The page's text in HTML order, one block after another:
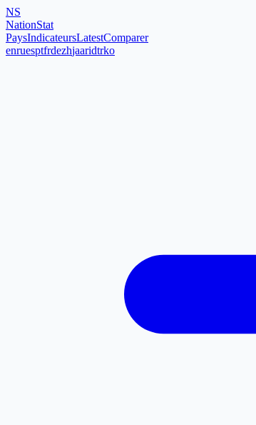
NS
NationStat
PaysIndicateursLatestComparer
enruesptfrdezhjaaridtrko